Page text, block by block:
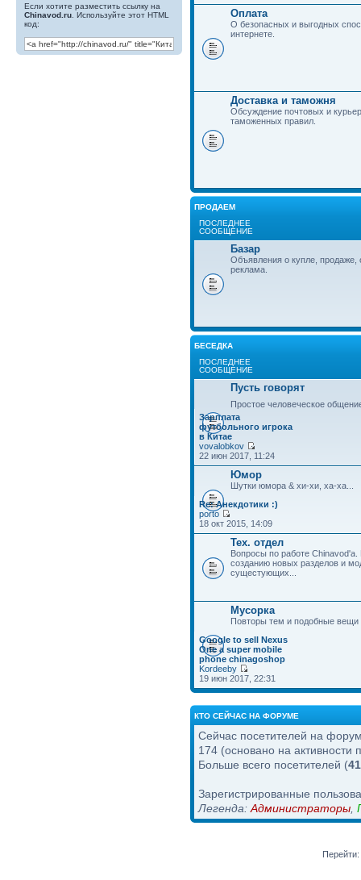
Если хотите разместить ссылку на
Chinavod.ru . Используйте этот HTML
код:
Оплата
О безопасных и выгодных
интернете.
Доставка и таможня
Обсуждение почтовых и
таможенных правил.
ПРОДАЕМ
ПОСЛЕДНЕЕ
СООБЩЕНИЕ
Базар
Объявления о купле, продаже,
реклама.
БЕСЕДКА
ПОСЛЕДНЕЕ
СООБЩЕНИЕ
Пусть говорят
Простое человеческое
Зарплата
футбольного игрока
в Китае
vovalobkov
22 июн 2017, 11:24
Юмор
Шутки юмора & хи-хи, ха-ха...
Re: Анекдотики :)
porto
18 окт 2015, 14:09
Тех. отдел
Вопросы по работе
созданию новых разделов и
сущестующих...
Мусорка
Повторы тем и подобные вещи
Google to sell Nexus
One a super mobile
phone chinagoshop
Kordeeby
19 июн 2017, 22:31
КТО СЕЙЧАС НА ФОРУМЕ
Сейчас посетителей на
174 (основано на активности
Больше всего посетителей (
Зарегистрированные
Легенда: Администраторы
Перейти: